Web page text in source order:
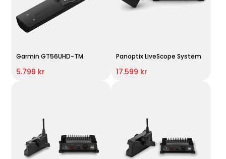
Garmin GT56UHD-TM
5.799 kr
Panoptix LiveScope System
17.599 kr